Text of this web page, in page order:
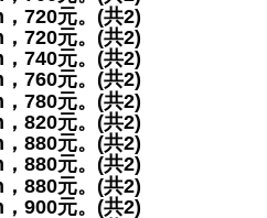
720元。(共2)
720元。(共2)
740元。(共2)
760元。(共2)
780元。(共2)
820元。(共2)
880元。(共2)
880元。(共2)
880元。(共2)
900元。(共2)